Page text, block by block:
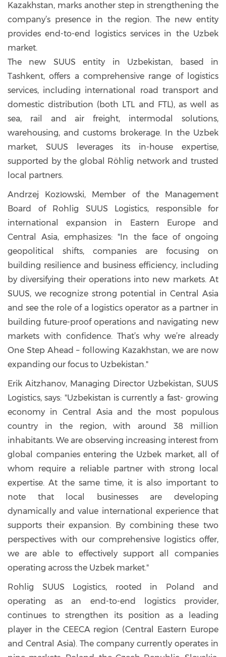
Kazakhstan, marks another step in strengthening the
company’s presence in the region. The new entity
provides end-to-end logistics services in the Uzbek
market.
The new SUUS entity in Uzbekistan, based in
Tashkent, offers a comprehensive range of logistics
services, including international road transport and
domestic distribution (both LTL and FTL), as well as
sea, rail and air freight, intermodal solutions,
warehousing, and customs brokerage. In the Uzbek
market, SUUS leverages its in-house expertise,
supported by the global Röhlig network and trusted
local partners.
Andrzej Kozłowski, Member of the Management
Board of Rohlig SUUS Logistics, responsible for
international expansion in Eastern Europe and
Central Asia, emphasizes: "In the face of ongoing
geopolitical shifts, companies are focusing on
building resilience and business efficiency, including
by diversifying their operations into new markets. At
SUUS, we recognize strong potential in Central Asia
and see the role of a logistics operator as a partner in
building future-proof operations and navigating new
markets with confidence. That’s why we’re already
One Step Ahead – following Kazakhstan, we are now
expanding our focus to Uzbekistan."
Erik Aitzhanov, Managing Director Uzbekistan, SUUS
Logistics, says: "Uzbekistan is currently a fast- growing
economy in Central Asia and the most populous
country in the region, with around 38 million
inhabitants. We are observing increasing interest from
global companies entering the Uzbek market, all of
whom require a reliable partner with strong local
expertise. At the same time, it is also important to
note that local businesses are developing
dynamically and value international experience that
supports their expansion. By combining these two
perspectives with our comprehensive logistics offer,
we are able to effectively support all companies
operating across the Uzbek market."
Rohlig SUUS Logistics, rooted in Poland and
operating as an end-to-end logistics provider,
continues to strengthen its position as a leading
player in the CEECA region (Central Eastern Europe
and Central Asia). The company currently operates in